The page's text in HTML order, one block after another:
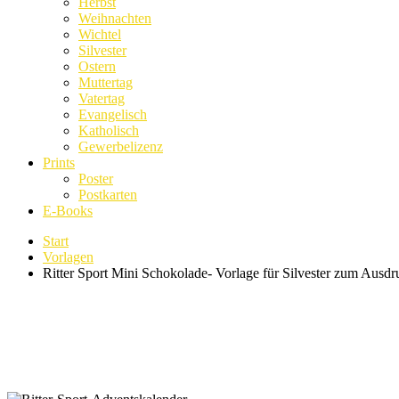
Weihnachten
Wichtel
Silvester
Ostern
Muttertag
Vatertag
Evangelisch
Katholisch
Gewerbelizenz
Prints
Poster
Postkarten
E-Books
Start
Vorlagen
Ritter Sport Mini Schokolade- Vorlage für Silvester zum